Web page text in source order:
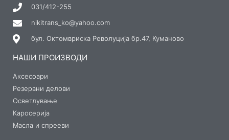
031/412-255
nikitrans_ko@yahoo.com
бул. Октомвриска Револуција бр.47, Куманово
НАШИ ПРОИЗВОДИ
Аксесоари
Резервни делови
Осветлување
Каросерија
Масла и спрееви